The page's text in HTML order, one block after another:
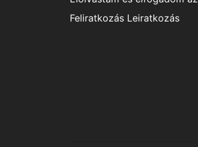
Feliratkozás Leiratkozás